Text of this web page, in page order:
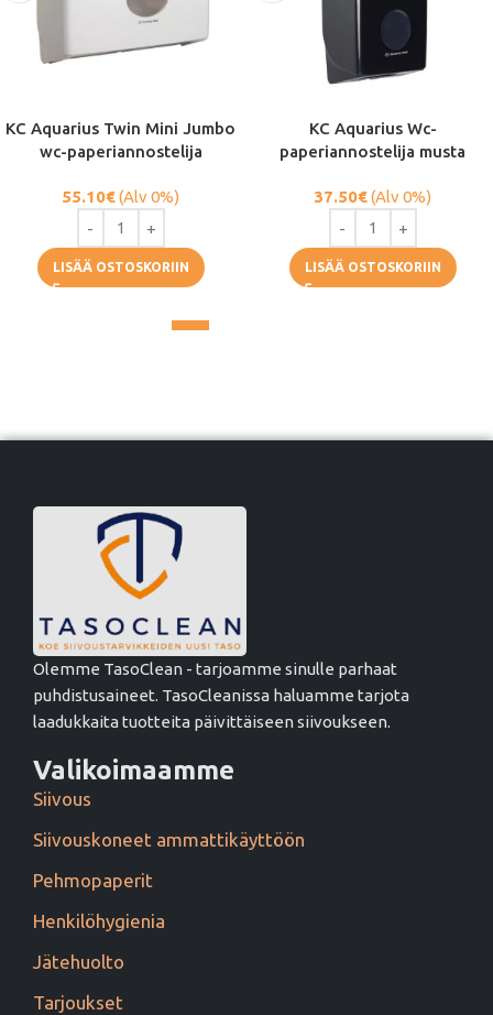
KC Aquarius Twin Mini Jumbo
wc-paperiannostelija
55.10€(Alv 0%)
LISÄÄ OSTOSKORIIN
KC Aquarius Wc-
paperiannostelija musta
37.50€(Alv 0%)
LISÄÄ OSTOSKORIIN
Olemme TasoClean - tarjoamme sinulle parhaat
puhdistusaineet. TasoCleanissa haluamme tarjota
laadukkaita tuotteita päivittäiseen siivoukseen.
Valikoimaamme
Siivous
Siivouskoneet ammattikäyttöön
Pehmopaperit
Henkilöhygienia
Jätehuolto
Tarjoukset